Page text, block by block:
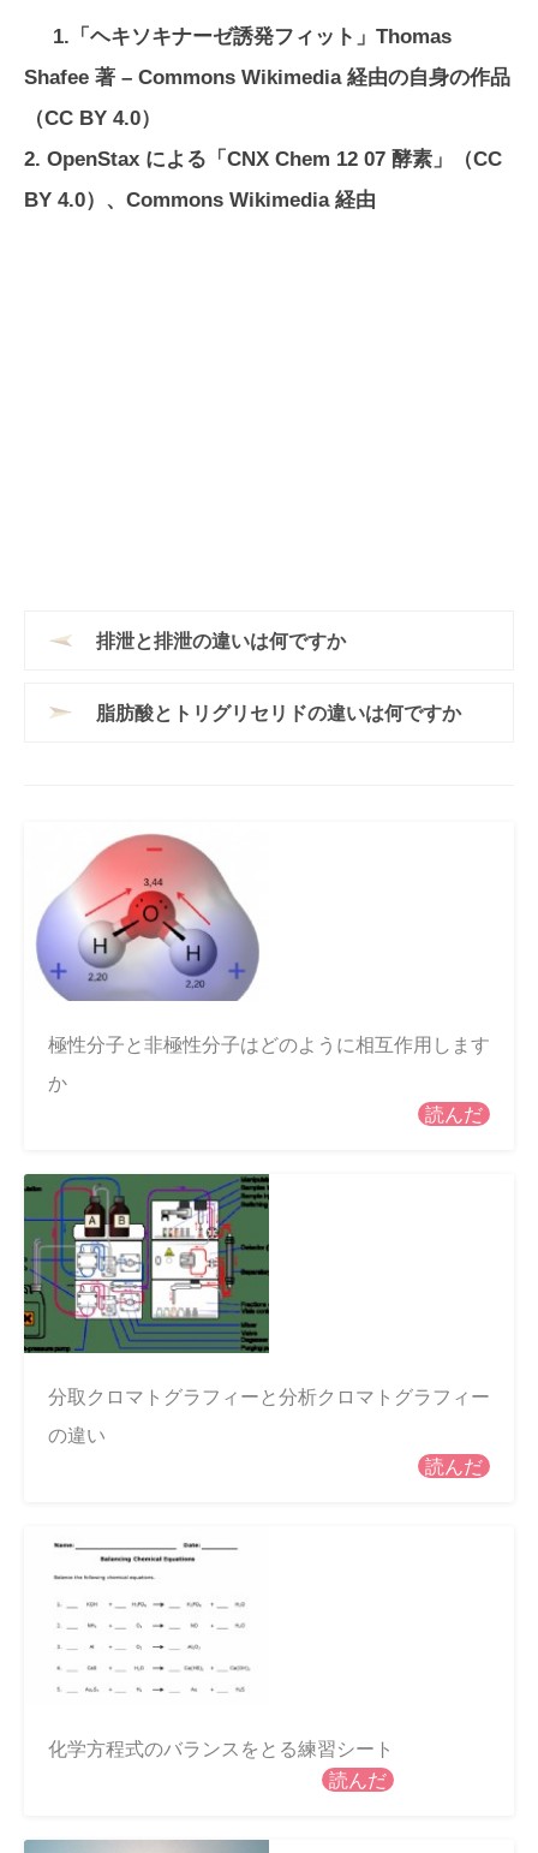
1.「ヘキソキナーゼ誘発フィット」Thomas
Shafee 著 – Commons Wikimedia 経由の自身の作品
（CC BY 4.0）
2. OpenStax による「CNX Chem 12 07 酵素」（CC
BY 4.0）、Commons Wikimedia 経由
排泄と排泄の違いは何ですか
脂肪酸とトリグリセリドの違いは何ですか
極性分子と非極性分子はどのように相互作用します
か
読んだ
分取クロマトグラフィーと分析クロマトグラフィー
の違い
読んだ
化学方程式のバランスをとる練習シート
読んだ